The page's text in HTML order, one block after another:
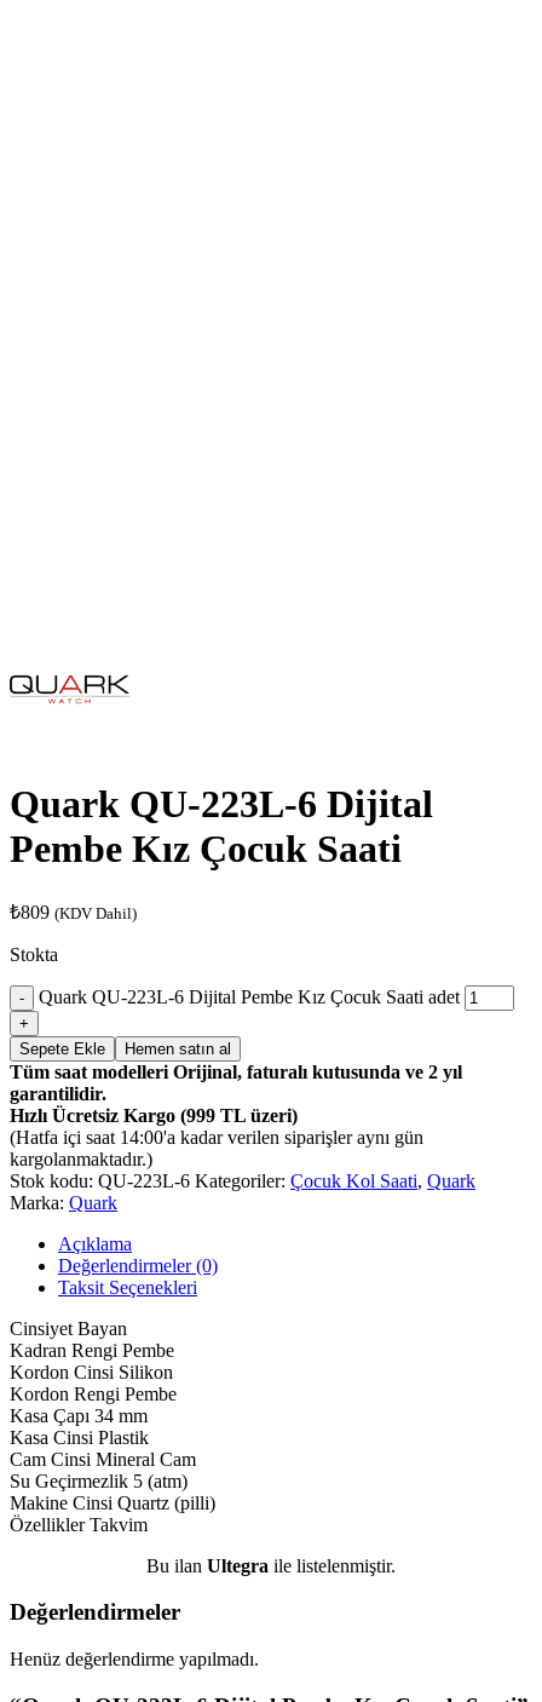
Quark QU-223L-6 Dijital
Pembe Kız Çocuk Saati
₺809 (KDV Dahil)
Stokta
Quark QU-223L-6 Dijital Pembe Kız Çocuk Saati adet
Sepete Ekle Hemen satın al
Tüm saat modelleri Orijinal, faturalı kutusunda ve 2 yıl
garantilidir.
Hızlı Ücretsiz Kargo (999 TL üzeri)
(Hatfa içi saat 14:00'a kadar verilen siparişler aynı gün
kargolanmaktadır.)
Stok kodu: QU-223L-6 Kategoriler: Çocuk Kol Saati, Quark
Marka: Quark
Açıklama
Değerlendirmeler (0)
Taksit Seçenekleri
Cinsiyet Bayan
Kadran Rengi Pembe
Kordon Cinsi Silikon
Kordon Rengi Pembe
Kasa Çapı 34 mm
Kasa Cinsi Plastik
Cam Cinsi Mineral Cam
Su Geçirmezlik 5 (atm)
Makine Cinsi Quartz (pilli)
Özellikler Takvim
Bu ilan Ultegra ile listelenmiştir.
Değerlendirmeler
Henüz değerlendirme yapılmadı.